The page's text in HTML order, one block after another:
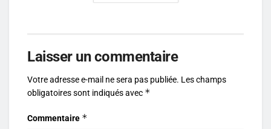
Laisser un commentaire
Votre adresse e-mail ne sera pas publiée. Les champs
obligatoires sont indiqués avec *
Commentaire *